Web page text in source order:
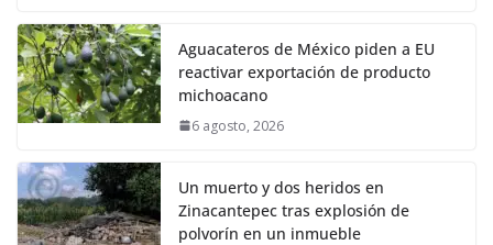
Aguacateros de México piden a EU
reactivar exportación de producto
michoacano
6 agosto, 2026
Un muerto y dos heridos en
Zinacantepec tras explosión de
polvorín en un inmueble